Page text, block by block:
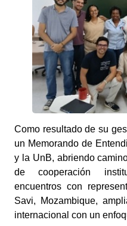
Como resultado de su
un Memorando de
y la UnB, abriendo
de cooperación
encuentros con
Savi, Mozambique,
internacional con un